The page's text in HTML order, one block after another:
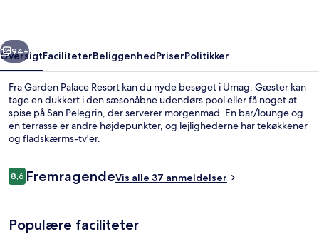
Næste
94+
OversigtFaciliteterBeliggenhedPriserPolitikker
Fra Garden Palace Resort kan du nyde besøget i Umag. Gæster kan
tage en dukkert i den sæsonåbne udendørs pool eller få noget at
spise på San Pelegrin, der serverer morgenmad. En bar/lounge og
en terrasse er andre højdepunkter, og lejlighederne har tekøkkener
og fladskærms-tv'er.
Anmeldelser
8,68,6 ud af 10.
FremragendeVis alle 37 anmeldelser
Populære faciliteter